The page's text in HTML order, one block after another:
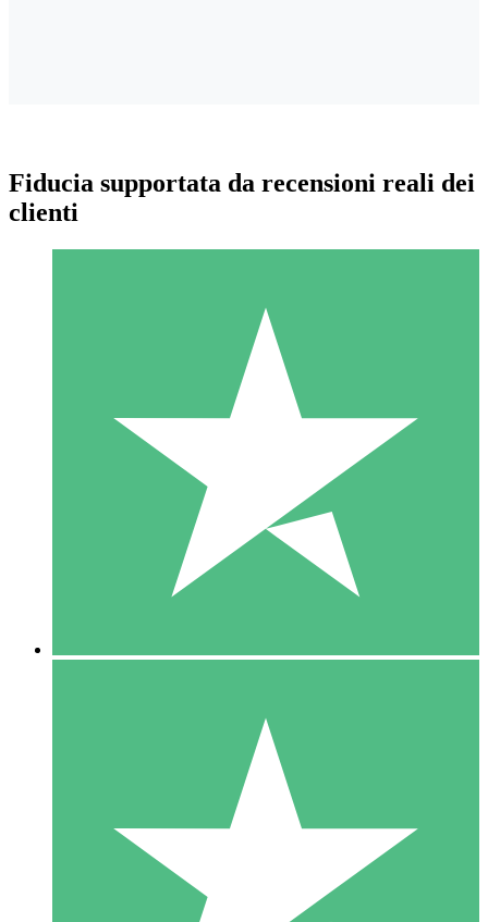
Pacchetti di Crediti Individuali
Paga a consumo con crediti di download. Nessun impegno
1 Download
10
US$1500
10 Download
20
Fiducia supportata da recensioni reali dei
clienti